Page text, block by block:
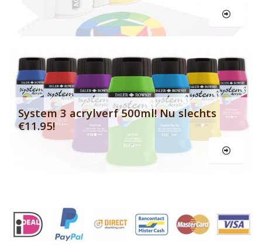
System 3 acrylverf 500ml! Nu slechts
€11.95!